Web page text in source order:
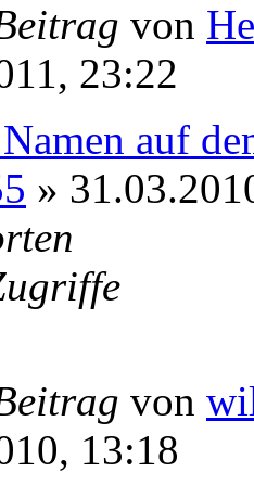
von
23:22
auf
»
von
13:18